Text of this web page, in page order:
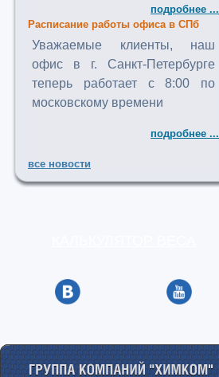
подробнее ...
Расписание работы офиса в СПб
Уважаемые клиенты, наш
офис в г. Санкт-Петербурге
теперь работает с 8:00 по
московскому времени
подробнее ...
все новости